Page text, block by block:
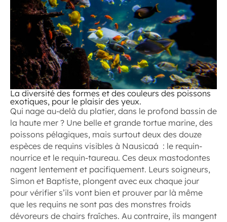
La diversité des formes et des couleurs des poissons
exotiques, pour le plaisir des yeux.
Qui nage au-delà du platier, dans le profond bassin de
la haute mer ? Une belle et grande tortue marine, des
poissons pélagiques, mais surtout deux des douze
espèces de requins visibles à Nausicaá : le requin-
nourrice et le requin-taureau. Ces deux mastodontes
nagent lentement et pacifiquement. Leurs soigneurs,
Simon et Baptiste, plongent avec eux chaque jour
pour vérifier s’ils vont bien et prouver par là même
que les requins ne sont pas des monstres froids
dévoreurs de chairs fraîches. Au contraire, ils mangent